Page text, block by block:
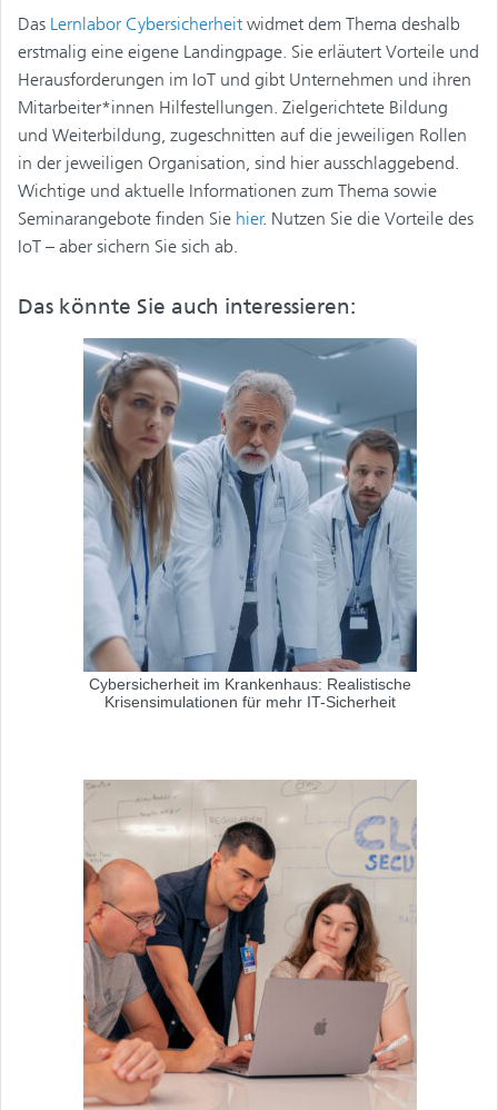
Das Lernlabor Cybersicherheit widmet dem Thema deshalb
erstmalig eine eigene Landingpage. Sie erläutert Vorteile und
Herausforderungen im IoT und gibt Unternehmen und ihren
Mitarbeiter*innen Hilfestellungen. Zielgerichtete Bildung
und Weiterbildung, zugeschnitten auf die jeweiligen Rollen
in der jeweiligen Organisation, sind hier ausschlaggebend.
Wichtige und aktuelle Informationen zum Thema sowie
Seminarangebote finden Sie hier. Nutzen Sie die Vorteile des
IoT – aber sichern Sie sich ab.
Das könnte Sie auch interessieren:
Cybersicherheit im Krankenhaus: Realistische
Krisensimulationen für mehr IT-Sicherheit